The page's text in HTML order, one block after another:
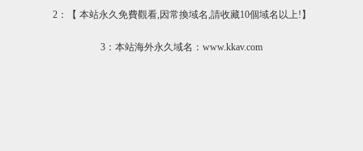
2：【 本站永久免費觀看,因常換域名,請收藏10個域名以上!】
3：本站海外永久域名：www.kkav.com